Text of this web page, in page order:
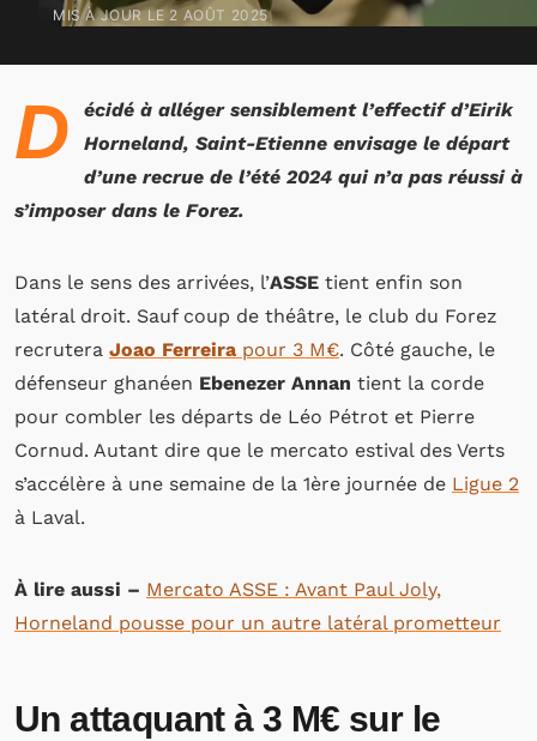
MIS À JOUR LE 2 AOÛT 2025
D
écidé à alléger sensiblement l’effectif d’Eirik
Horneland, Saint-Etienne envisage le départ
d’une recrue de l’été 2024 qui n’a pas réussi à
s’imposer dans le Forez.
Dans le sens des arrivées, l’ASSE tient enfin son
latéral droit. Sauf coup de théâtre, le club du Forez
recrutera Joao Ferreira pour 3 M€. Côté gauche, le
défenseur ghanéen Ebenezer Annan tient la corde
pour combler les départs de Léo Pétrot et Pierre
Cornud. Autant dire que le mercato estival des Verts
s’accélère à une semaine de la 1ère journée de Ligue 2
à Laval.
À lire aussi – Mercato ASSE : Avant Paul Joly,
Horneland pousse pour un autre latéral prometteur
Un attaquant à 3 M€ sur le